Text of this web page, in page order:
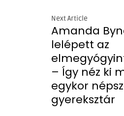
Next Article
Amanda
lelépett az
– Így néz ki
egykor
gyereksztár